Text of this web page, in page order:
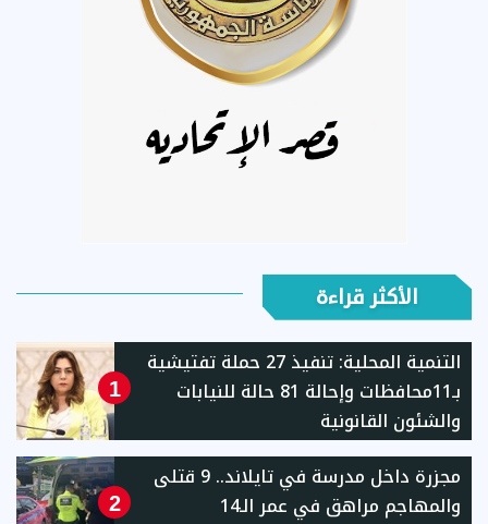
الأكثر قراءة
1
التنمية المحلية: تنفيذ 27 حملة تفتيشية
بـ11محافظات وإحالة 81 حالة للنيابات
والشئون القانونية
2
مجزرة داخل مدرسة في تايلاند.. 9 قتلى
والمهاجم مراهق في عمر الـ14